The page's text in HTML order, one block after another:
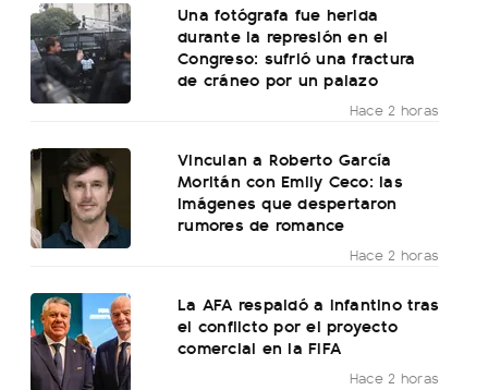
Una fotógrafa fue herida
durante la represión en el
Congreso: sufrió una fractura
de cráneo por un palazo
Hace 2 horas
Vinculan a Roberto García
Moritán con Emily Ceco: las
imágenes que despertaron
rumores de romance
Hace 2 horas
La AFA respaldó a Infantino tras
el conflicto por el proyecto
comercial en la FIFA
Hace 2 horas